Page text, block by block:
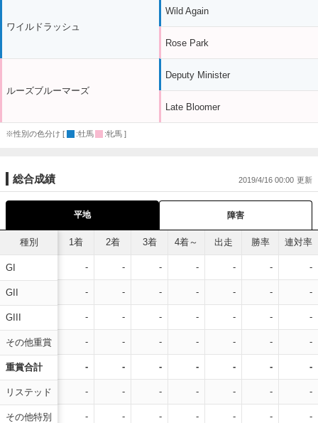
ワイルドラッシュ
ルーズブルーマーズ
Wild Again
Rose Park
Deputy Minister
Late Bloomer
※性別の色分け [ :牡馬 :牝馬 ]
総合成績 2019/4/16 00:00
平地 障害
種別
GI
GII
GIII
その他重賞
重賞合計
リステッド
その他特別
1着 2着 3着 4着～ 出走 勝率 連対率
- - - - - - -
- - - - - - -
- - - - - - -
- - - - - - -
- - - - - - -
- - - - - - -
- - - - - - -